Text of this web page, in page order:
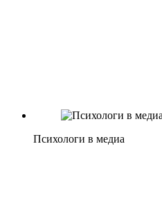
Психологи в медиа